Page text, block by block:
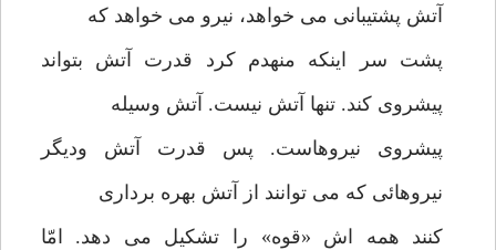
آتش پشتیبانی می خواهد، نیرو می خواهد که
پشت سر اینکه منهدم کرد قدرت آتش بتواند
پیشروی کند. تنها آتش نیست. آتش وسیله
پیشروی نیروهاست. پس قدرت آتش ودیگر
نیروهائی که می توانند از آتش بهره برداری
کنند همه اش «قوه» را تشکیل می دهد. امّا